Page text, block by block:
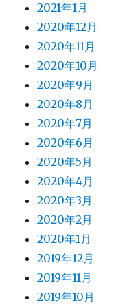
2021年1月
2020年12月
2020年11月
2020年10月
2020年9月
2020年8月
2020年7月
2020年6月
2020年5月
2020年4月
2020年3月
2020年2月
2020年1月
2019年12月
2019年11月
2019年10月